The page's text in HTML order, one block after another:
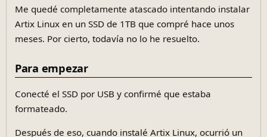
Me quedé completamente atascado intentando instalar
Artix Linux en un SSD de 1TB que compré hace unos
meses. Por cierto, todavía no lo he resuelto.
Para empezar
Conecté el SSD por USB y confirmé que estaba
formateado.
Después de eso, cuando instalé Artix Linux, ocurrió un